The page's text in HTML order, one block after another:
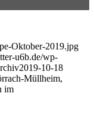
Oktober-2019.jpg
u6b.de/wp-
2019-10-18
Müllheim,
im